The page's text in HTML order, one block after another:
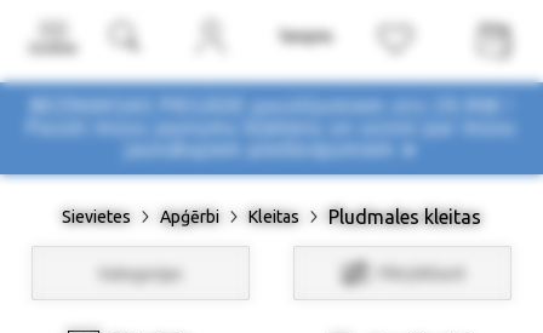
BEZMAKSAS PIEGĀDE pasūtījumiem virs 29,90€ !
Pasūti mūsu jaunumu biļetenu un uzzini par mūsu
Sievietes Apģērbi Kleitas Pludmales kleitas
Kategorijas Filtri/Atlasīt